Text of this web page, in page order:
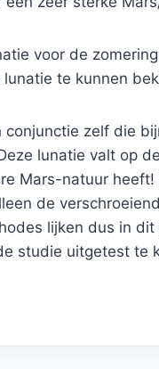
voor de
te kunnen
zelf die
lunatie valt op
Mars-natuur heeft!
de
lijken dus in
studie uitgetest te